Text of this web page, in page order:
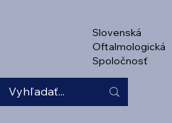
Slovenská
Oftalmologická
Spoločnosť